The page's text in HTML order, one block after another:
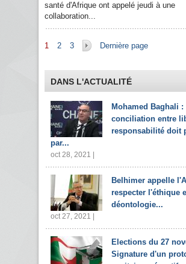
santé d'Afrique ont appelé jeudi à une
collaboration...
Pages
1 2 3 Dernière page
DANS L'ACTUALITÉ
Mohamed Baghali :
conciliation entre
responsabilité doit
par...
oct 28, 2021 |
Belhimer appelle
respecter l'éthique
déontologie...
oct 27, 2021 |
Elections du 27
Signature d'un